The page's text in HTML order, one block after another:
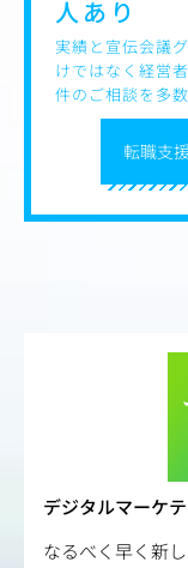
が可能です。
【キャリアモデル
■当社中途メン
・前職：リステ
・4年目：GA4、
転職支
人あり
実績と宣伝会議
けではなく経営
件のご相談を多
デジタルマーケ
なるべく早く新